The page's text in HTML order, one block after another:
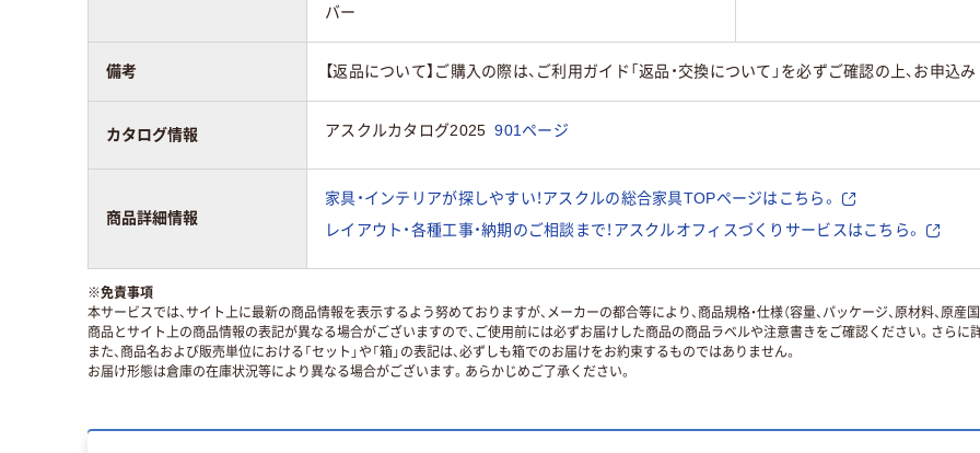
バー
備考 【返品について】ご購入の際は、ご利用ガイド「返品・交換について」を必ずご確認の上、お申込
カタログ情報 アスクルカタログ2025 901ページ
商品詳細情報
家具・インテリアが探しやすい！アスクルの総合家具TOPページはこちら。
レイアウト・各種工事・納期のご相談まで！アスクルオフィスづくりサービスはこちら。
※免責事項
本サービスでは、サイト上に最新の商品情報を表示するよう努めておりますが、メーカーの都合等により、商品規格・仕様（容量、パッケージ、原材料、原
商品とサイト上の商品情報の表記が異なる場合がございますので、ご使用前には必ずお届けした商品の商品ラベルや注意書きをご確認ください。さらに
また、商品名および販売単位における「セット」や「箱」の表記は、必ずしも箱でのお届けをお約束するものではありません。
お届け形態は倉庫の在庫状況等により異なる場合がございます。あらかじめご了承ください。